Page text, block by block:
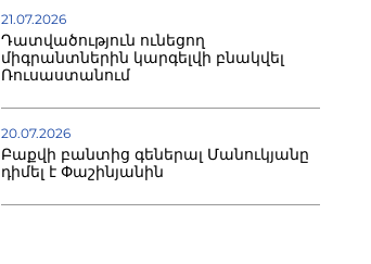
21.07.2026
Դատվածություն ունեցող
միգրանտներին կարգելվի բնակվել
Ռուսաստանում
20.07.2026
Բաքվի բանտից գեներալ Մանուկյանը
դիմել է Փաշինյանին